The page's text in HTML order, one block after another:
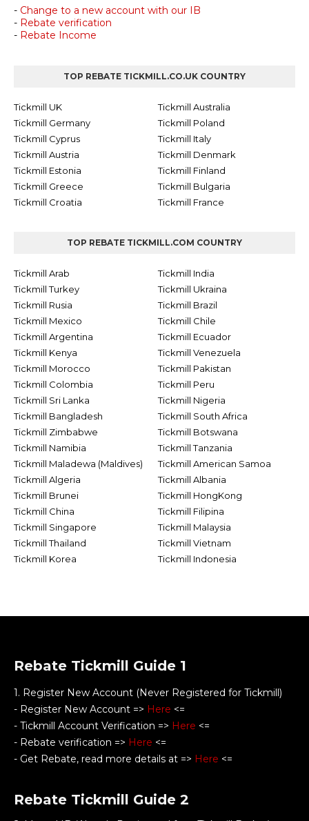
- Change to a new account with our IB
- Rebate verification
- Rebate Income
TOP REBATE TICKMILL.CO.UK COUNTRY
Tickmill UK
Tickmill Australia
Tickmill Germany
Tickmill Poland
Tickmill Cyprus
Tickmill Italy
Tickmill Austria
Tickmill Denmark
Tickmill Estonia
Tickmill Finland
Tickmill Greece
Tickmill Bulgaria
Tickmill Croatia
Tickmill France
TOP REBATE TICKMILL.COM COUNTRY
Tickmill Arab
Tickmill India
Tickmill Turkey
Tickmill Ukraina
Tickmill Rusia
Tickmill Brazil
Tickmill Mexico
Tickmill Chile
Tickmill Argentina
Tickmill Ecuador
Tickmill Kenya
Tickmill Venezuela
Tickmill Morocco
Tickmill Pakistan
Tickmill Colombia
Tickmill Peru
Tickmill Sri Lanka
Tickmill Nigeria
Tickmill Bangladesh
Tickmill South Africa
Tickmill Zimbabwe
Tickmill Botswana
Tickmill Namibia
Tickmill Tanzania
Tickmill Maladewa (Maldives)
Tickmill American Samoa
Tickmill Algeria
Tickmill Albania
Tickmill Brunei
Tickmill HongKong
Tickmill China
Tickmill Filipina
Tickmill Singapore
Tickmill Malaysia
Tickmill Thailand
Tickmill Vietnam
Tickmill Korea
Tickmill Indonesia
Rebate Tickmill Guide 1
1. Register New Account (Never Registered for Tickmill)
- Register New Account => Here <=
- Tickmill Account Verification => Here <=
- Rebate verification => Here <=
- Get Rebate, read more details at => Here <=
Rebate Tickmill Guide 2